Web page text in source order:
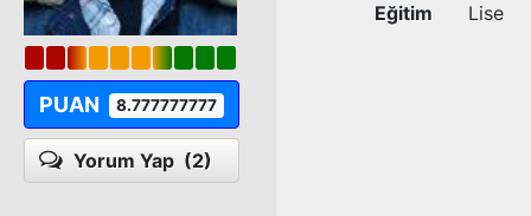
PUAN 8.777777777
Yorum Yap (2)
Eğitim
Lise